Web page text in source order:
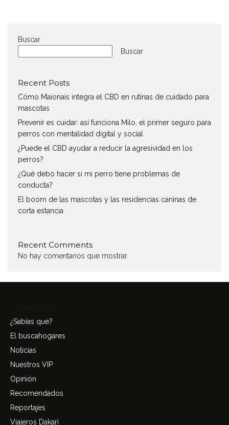
Buscar
Buscar
Recent Posts
Cómo Maionais integra el CBD en rutinas de cuidado para
mascotas
Prevenir es cuidar: así funciona Milo, el primer seguro para
perros con mentalidad digital y social
¿Puede el CBD ayudar a reducir la agresividad en los
perros?
¿Qué debo hacer si mi perro tiene problemas de
conducta?
El boom de las mascotas y las residencias caninas de
corta estancia
Recent Comments
No hay comentarios que mostrar.
¿Sabías que?
El buscahogares
Noticias
Nuestros VIP
Opinión
Recomendados
Reportajes
Viajeros Dakari